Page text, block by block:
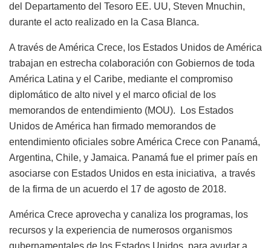
del Departamento del Tesoro EE. UU, Steven Mnuchin,
durante el acto realizado en la Casa Blanca.
A través de América Crece, los Estados Unidos de América
trabajan en estrecha colaboración con Gobiernos de toda
América Latina y el Caribe, mediante el compromiso
diplomático de alto nivel y el marco oficial de los
memorandos de entendimiento (MOU). Los Estados
Unidos de América han firmado memorandos de
entendimiento oficiales sobre América Crece con Panamá,
Argentina, Chile, y Jamaica. Panamá fue el primer país en
asociarse con Estados Unidos en esta iniciativa, a través
de la firma de un acuerdo el 17 de agosto de 2018.
América Crece aprovecha y canaliza los programas, los
recursos y la experiencia de numerosos organismos
gubernamentales de los Estados Unidos, para ayudar a